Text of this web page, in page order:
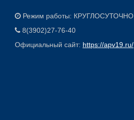
Режим работы: КРУГЛОСУТОЧНО
8(3902)27-76-40
Официальный сайт: https://apv19.ru/